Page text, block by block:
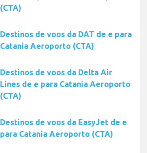
(CTA)
Destinos de voos da DAT de e para
Catania Aeroporto (CTA)
Destinos de voos da Delta Air
Lines de e para Catania Aeroporto
(CTA)
Destinos de voos da EasyJet de e
para Catania Aeroporto (CTA)